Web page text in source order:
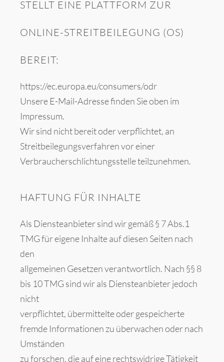
STELLT EINE PLATTFORM ZUR
ONLINE-STREITBEILEGUNG (OS)
BEREIT:
https://ec.europa.eu/consumers/odr
Unsere E-Mail-Adresse finden Sie oben im
Impressum.
Wir sind nicht bereit oder verpflichtet, an
Streitbeilegungsverfahren vor einer
Verbraucherschlichtungsstelle teilzunehmen.
HAFTUNG FÜR INHALTE
Als Diensteanbieter sind wir gemäß § 7 Abs.1
TMG für eigene Inhalte auf diesen Seiten nach
den
allgemeinen Gesetzen verantwortlich. Nach §§ 8
bis 10 TMG sind wir als Diensteanbieter jedoch
nicht
verpflichtet, übermittelte oder gespeicherte
fremde Informationen zu überwachen oder nach
Umständen
zu forschen, die auf eine rechtswidrige Tätigkeit